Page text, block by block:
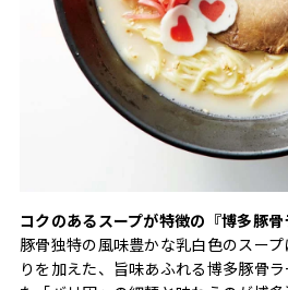
コクのあるスープが特徴の『博多豚骨
豚骨独特の風味豊かな乳白色のスー
りを加えた、旨味あふれる博多豚骨